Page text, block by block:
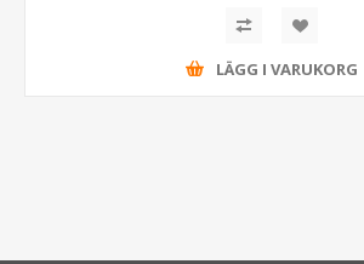
LÄGG I VARUKORG